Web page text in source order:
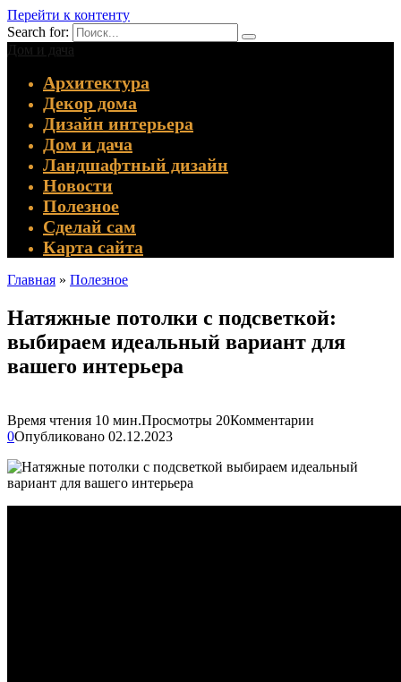
Перейти к контенту
Search for:
Дом и дача
Архитектура
Декор дома
Дизайн интерьера
Дом и дача
Ландшафтный дизайн
Новости
Полезное
Сделай сам
Карта сайта
Главная » Полезное
Натяжные потолки с подсветкой:
выбираем идеальный вариант для
вашего интерьера
Время чтения 10 мин.Просмотры 20Комментарии
0Опубликовано 02.12.2023